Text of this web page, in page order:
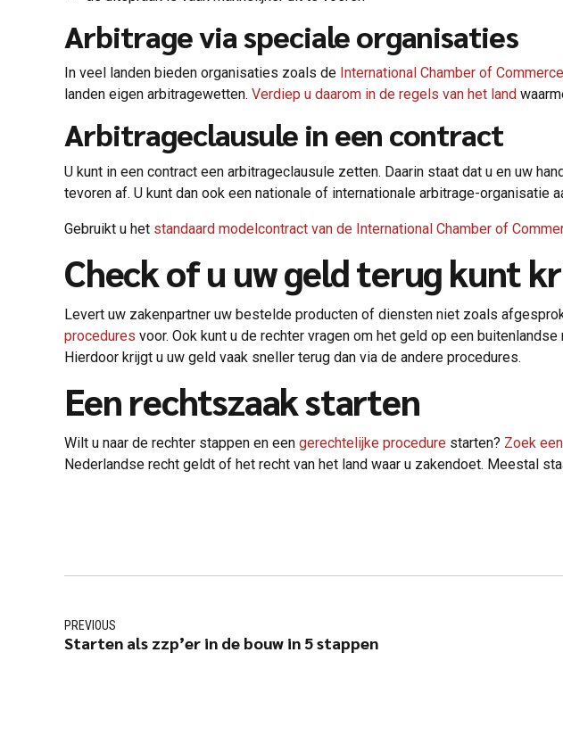
Arbitrage via speciale organisaties
In veel landen bieden organisaties zoals de International Chamber of
landen eigen arbitragewetten. Verdiep u daarom in de regels van het land
Arbitrageclausule in een contract
U kunt in een contract een arbitrageclausule zetten. Daarin staat dat u en uw
tevoren af. U kunt dan ook een nationale of internationale arbitrage-organisatie
Gebruikt u het standaard modelcontract van de International Chamber of
Check of u uw geld terug kunt
Levert uw zakenpartner uw bestelde producten of diensten niet zoals
procedures voor. Ook kunt u de rechter vragen om het geld op een
Hierdoor krijgt u uw geld vaak sneller terug dan via de andere procedures.
Een rechtszaak starten
Wilt u naar de rechter stappen en een gerechtelijke procedure starten? Zoek
Nederlandse recht geldt of het recht van het land waar u zakendoet. Meestal
PREVIOUS
Starten als zzp’er in de bouw in 5 stappen